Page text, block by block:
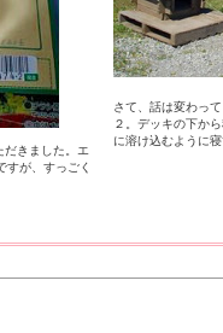
さて、話は変わっ
２。デッキの下か
に溶け込むように
だきました。エ
すが、すっごく